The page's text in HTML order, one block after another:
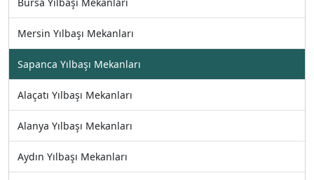
Mersin Yılbaşı Mekanları
Sapanca Yılbaşı Mekanları
Alaçatı Yılbaşı Mekanları
Alanya Yılbaşı Mekanları
Aydın Yılbaşı Mekanları